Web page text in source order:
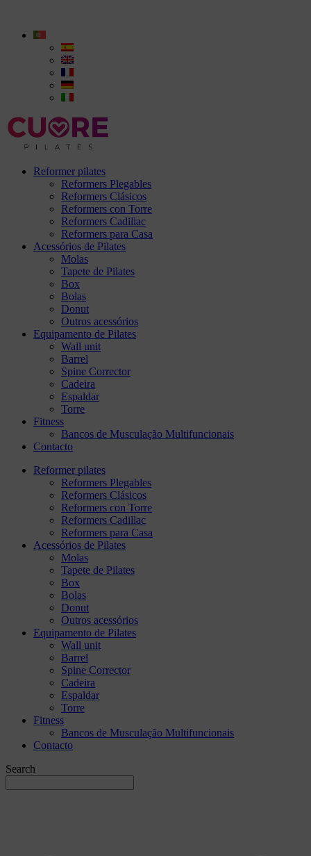
Reformer pilates
Reformers Plegables
Reformers Clásicos
Reformers con Torre
Reformers Cadillac
Reformers para Casa
Acessórios de Pilates
Molas
Tapete de Pilates
Box
Bolas
Donut
Outros acessórios
Equipamento de Pilates
Wall unit
Barrel
Spine Corrector
Cadeira
Espaldar
Torre
Fitness
Bancos de Musculação Multifuncionais
Contacto
Reformer pilates
Reformers Plegables
Reformers Clásicos
Reformers con Torre
Reformers Cadillac
Reformers para Casa
Acessórios de Pilates
Molas
Tapete de Pilates
Box
Bolas
Donut
Outros acessórios
Equipamento de Pilates
Wall unit
Barrel
Spine Corrector
Cadeira
Espaldar
Torre
Fitness
Bancos de Musculação Multifuncionais
Contacto
Search